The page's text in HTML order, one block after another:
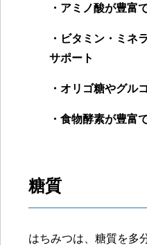
・アミノ酸が豊富
・ビタミン・ミネ
サポート
・オリゴ糖やグル
・食物酵素が豊富
糖質
はちみつは、糖質を多